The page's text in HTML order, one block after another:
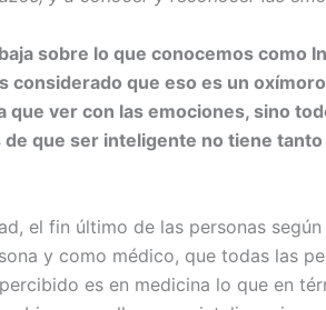
sobre lo que conocemos como
considerado que eso es un
que ver con las emociones, sino
de que ser inteligente no tiene
el fin último de las personas
y como médico, que todas las
es en medicina lo que en